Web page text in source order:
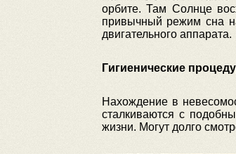
орбите. Там Солнце
привычный режим сна
двигательного аппарата.
Гигиенические
Нахождение в
сталкиваются с
жизни. Могут долго